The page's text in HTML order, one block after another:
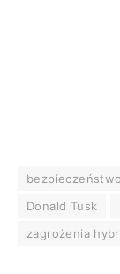
bezpieczeństwo
Donald Tusk
zagrożenia